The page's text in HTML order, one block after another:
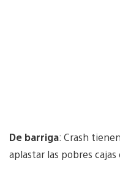
De barriga: Crash
aplastar las pobres cajas